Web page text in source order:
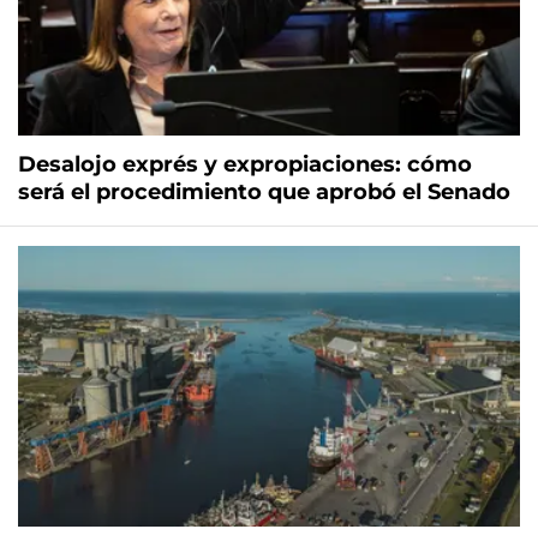
Desalojo exprés y expropiaciones: cómo
será el procedimiento que aprobó el Senado